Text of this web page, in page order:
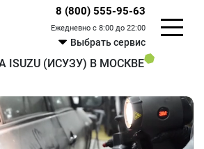
8 (800) 555-95-63
Ежедневно с 8:00 до 22:00
Выбрать сервис
ISUZU (ИСУЗУ) В МОСКВЕ